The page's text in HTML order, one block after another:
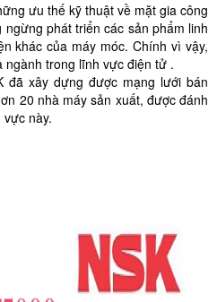
ưu thế kỹ thuật về mặt gia công
phát triển các sản phẩm linh
khác của máy móc. Chính vì vậy,
ngành trong lĩnh vực điện tử .
đã xây dựng được mạng lưới bán
20 nhà máy sản xuất, được đánh
này.